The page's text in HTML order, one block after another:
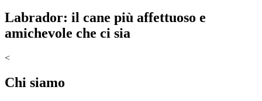
Labrador: il cane più affettuoso e
amichevole che ci sia
<
Chi siamo